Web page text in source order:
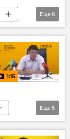
Еще 6
1:15
Еще 5